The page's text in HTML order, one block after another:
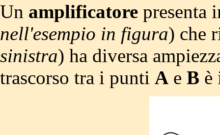
Un amplificatore presenta
nell'esempio in figura) che
sinistra) ha diversa
trascorso tra i punti A e B è